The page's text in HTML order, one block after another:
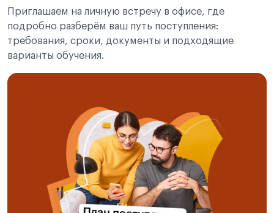
Приглашаем на личную встречу в офисе, где
подробно разберём ваш путь поступления:
требования, сроки, документы и подходящие
варианты обучения.